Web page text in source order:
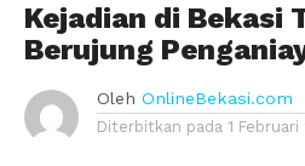
Kejadian di Bekasi
Berujung
Oleh OnlineBekasi.com
Diterbitkan pada 1 Februari